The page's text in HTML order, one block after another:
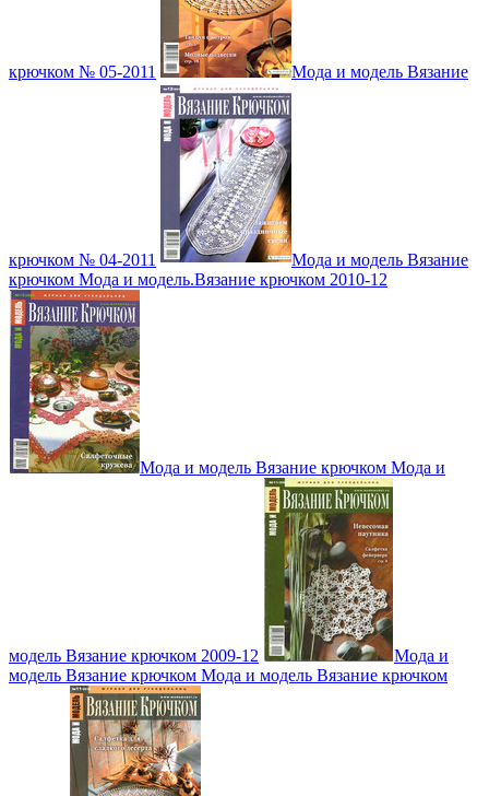
крючком № 05-2011 Мода и модель Вязание
крючком № 04-2011
Мода и модель Вязание
крючком Мода и модель.Вязание крючком 2010-12
Мода и модель Вязание крючком Мода и
модель Вязание крючком 2009-12
Мода и
модель Вязание крючком Мода и модель Вязание крючком